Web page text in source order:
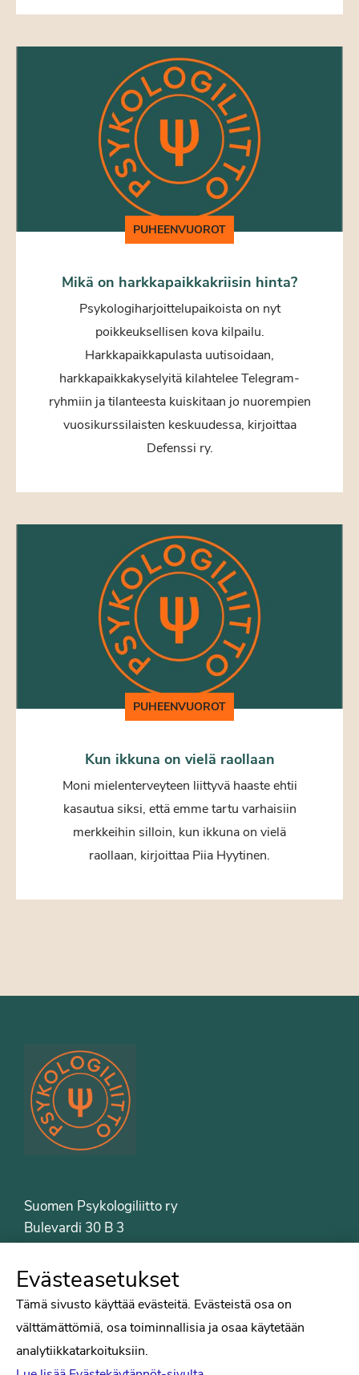
PUHEENVUOROT
Mikä on harkkapaikkakriisin hinta?
Psykologiharjoittelupaikoista on nyt
poikkeuksellisen kova kilpailu.
Harkkapaikkapulasta uutisoidaan,
harkkapaikkakyselyitä kilahtelee Telegram-
ryhmiin ja tilanteesta kuiskitaan jo nuorempien
vuosikurssilaisten keskuudessa, kirjoittaa
Defenssi ry.
PUHEENVUOROT
Kun ikkuna on vielä raollaan
Moni mielenterveyteen liittyvä haaste ehtii
kasautua siksi, että emme tartu varhaisiin
merkkeihin silloin, kun ikkuna on vielä
raollaan, kirjoittaa Piia Hyytinen.
Suomen Psykologiliitto ry
Bulevardi 30 B 3
Puh. 09-6122 9122
Psykologiliiton sivut
Tiede
Evästeasetukset
Tämä sivusto käyttää evästeitä. Evästeistä osa on
välttämättömiä, osa toiminnallisia ja osaa käytetään
analytiikkatarkoituksiin.